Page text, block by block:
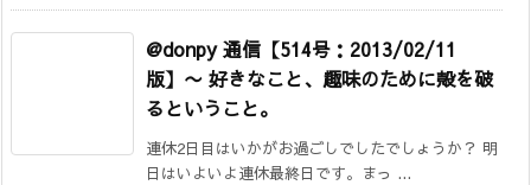
@donpy 通信【514号：2013/02/11
版】 〜 好きなこと、趣味のために殻を破
るということ。
連休2日目はいかがお過ごしでしたでしょうか？ 明
日はいよいよ連休最終日です。まっ ...